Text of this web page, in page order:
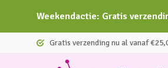
Weekendactie: Gratis
Gratis verzending nu al vanaf